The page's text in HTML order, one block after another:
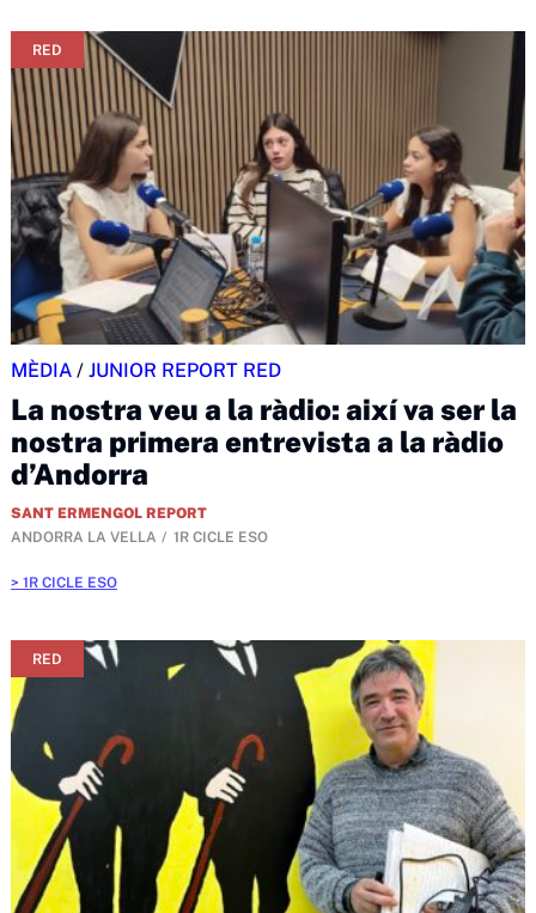
RED
MÈDIA / JUNIOR REPORT RED
La nostra veu a la ràdio: així va ser la
nostra primera entrevista a la ràdio
d’Andorra
SANT ERMENGOL REPORT
ANDORRA LA VELLA
1R CICLE ESO
1R CICLE ESO
RED